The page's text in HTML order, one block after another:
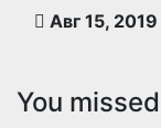
Авг 15, 2019
You missed